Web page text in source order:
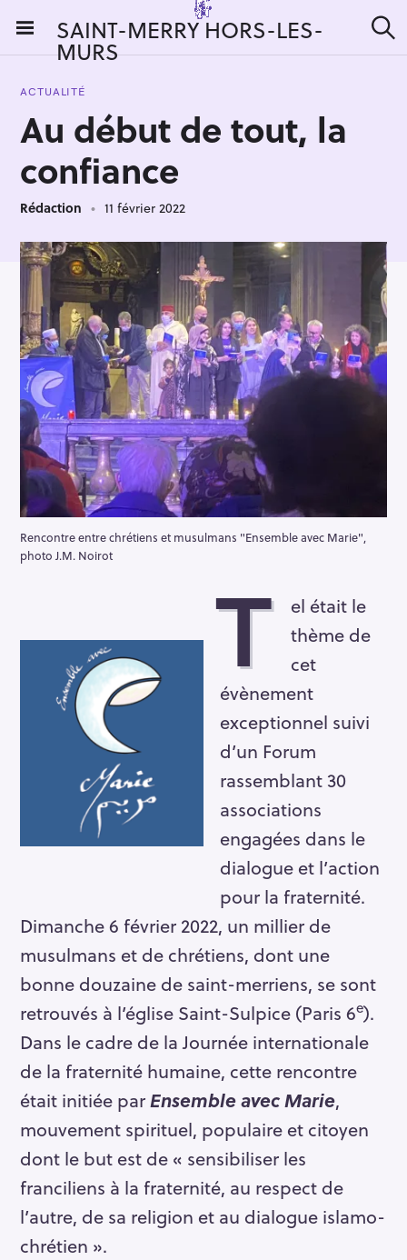
i
SAINT-MERRY HORS-LES-
MURS e
ACTUALITÉ
Au début de tout, la
confiance
Rédaction 11 février 2022
Rencontre entre chrétiens et musulmans "Ensemble avec Marie",
photo J.M. Noirot
T
el était le
thème de
cet
évènement
exceptionnel suivi
d’un Forum
rassemblant 30
associations
engagées dans le
dialogue et l’action
pour la fraternité.
Dimanche 6 février 2022, un millier de
musulmans et de chrétiens, dont une
bonne douzaine de saint-merriens, se sont
retrouvés à l’église Saint-Sulpice (Paris 6e).
Dans le cadre de la Journée internationale
de la fraternité humaine, cette rencontre
était initiée parEnsemble avec Marie,
mouvement spirituel, populaire et citoyen
dont le but est de « sensibiliser les
franciliens à la fraternité, au respect de
l’autre, de sa religion et au dialogue islamo-
chrétien ».